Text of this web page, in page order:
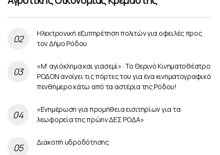
Ηλεκτρονική εξυπηρέτηση πολιτών για οφειλές προς
τον Δήμο Ρόδου
«Μ’ αγιόκλημα και γιασεμί»: Το Θερινό Κινηματοθέατρο
ΡΟΔΟΝ ανοίγει τις πόρτες του για ένα κινηματογραφικό
πενθήμερο κάτω από τα αστέρια της Ρόδου!
«Ενημέρωση για προμήθεια εισιτηρίων για τα
λεωφορεία της πρώην ΔΕΣ ΡΟΔΑ»
Διακοπή υδροδότησης